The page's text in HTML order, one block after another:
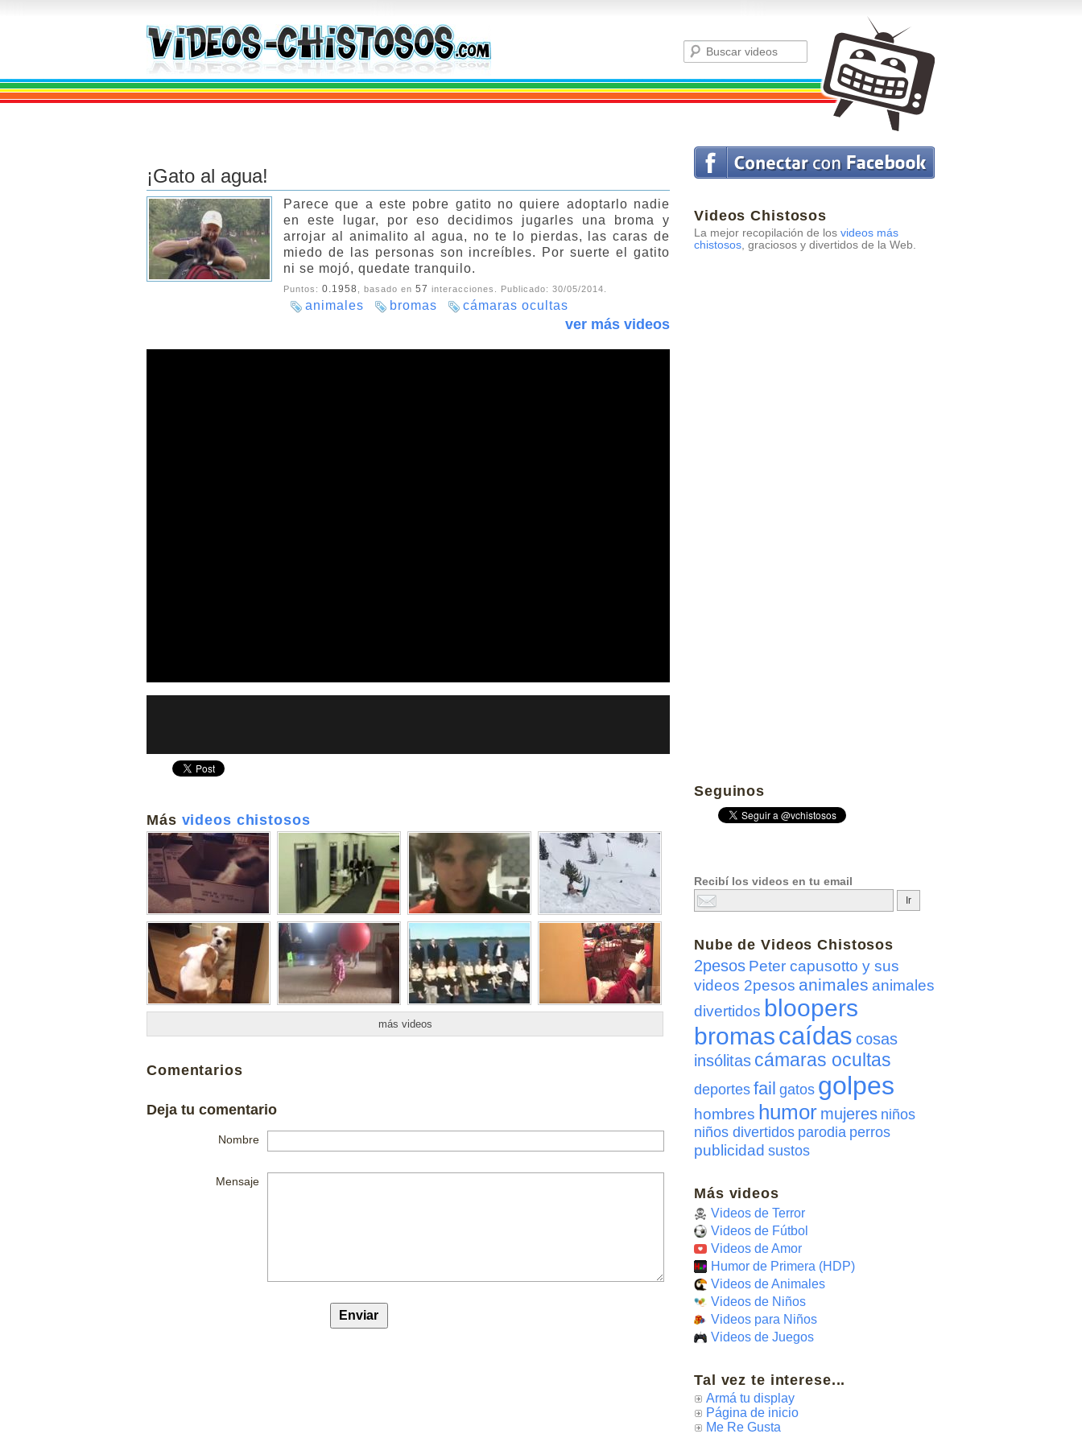
Videos Chistosos
La mejor recopilación de los videos más
chistosos, graciosos y divertidos de la Web.
¡Gato al agua!
Parece que a este pobre gatito no quiere adoptarlo nadie
en este lugar, por eso decidimos jugarles una broma y
arrojar al animalito al agua, no te lo pierdas, las caras de
miedo de las personas son increíbles. Por suerte el gatito
ni se mojó, quedate tranquilo.
Puntos: 0.1958 , basado en 57 interacciones. Publicado: 30/05/2014
animales bromas cámaras ocultas
ver más videos
Más videos chistosos
más videos
Comentarios
Deja tu comentario
Nombre
Mensaje
Seguinos
Recibí los videos en tu email
Nube deVideos Chistosos
2pesos Peter capusotto y sus
videos 2pesos animales animales
divertidos bloopers
bromascaídas cosas
insólitas cámaras ocultas
deportes fail gatos golpes
hombres humor mujeres niños
niños divertidos parodia perros
publicidad sustos
Más videos
Videos de Terror
Videos de Fútbol
Videos de Amor
Humor de Primera (HDP)
Videos de Animales
Videos de Niños
Videos para Niños
Videos de Juegos
Tal vez te interese...
Armá tu display
Página de inicio
Me Re Gusta